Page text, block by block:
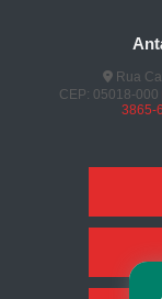
Rua
CEP: 05018-000
3865-